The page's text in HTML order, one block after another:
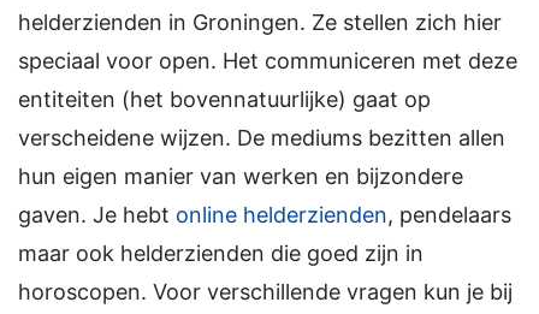
helderzienden in Groningen. Ze stellen zich hier
speciaal voor open. Het communiceren met deze
entiteiten (het bovennatuurlijke) gaat op
verscheidene wijzen. De mediums bezitten allen
hun eigen manier van werken en bijzondere
gaven. Je hebt online helderzienden, pendelaars
maar ook helderzienden die goed zijn in
horoscopen. Voor verschillende vragen kun je bij